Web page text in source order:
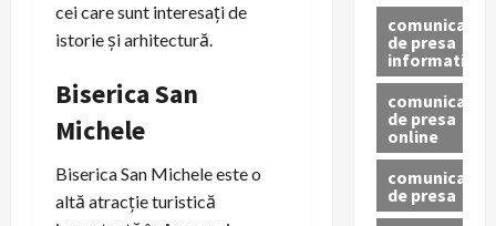
cei care sunt interesați de
istorie și arhitectură.
Biserica San
Michele
Biserica San Michele este o
altă atracție turistică
comunicat
de presa
informativ
comunicat
de presa
online
comunicate
de presa